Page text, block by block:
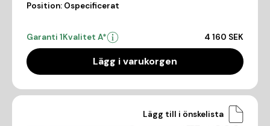
Position: Ospecificerat
Garanti 1Kvalitet A* 4 160 SEK
Lägg i varukorgen
Lägg till i önskelista